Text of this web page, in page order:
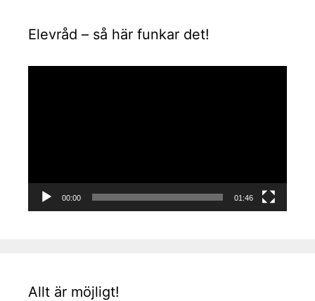
Elevråd – så här funkar det!
00:00 01:46
Allt är möjligt!